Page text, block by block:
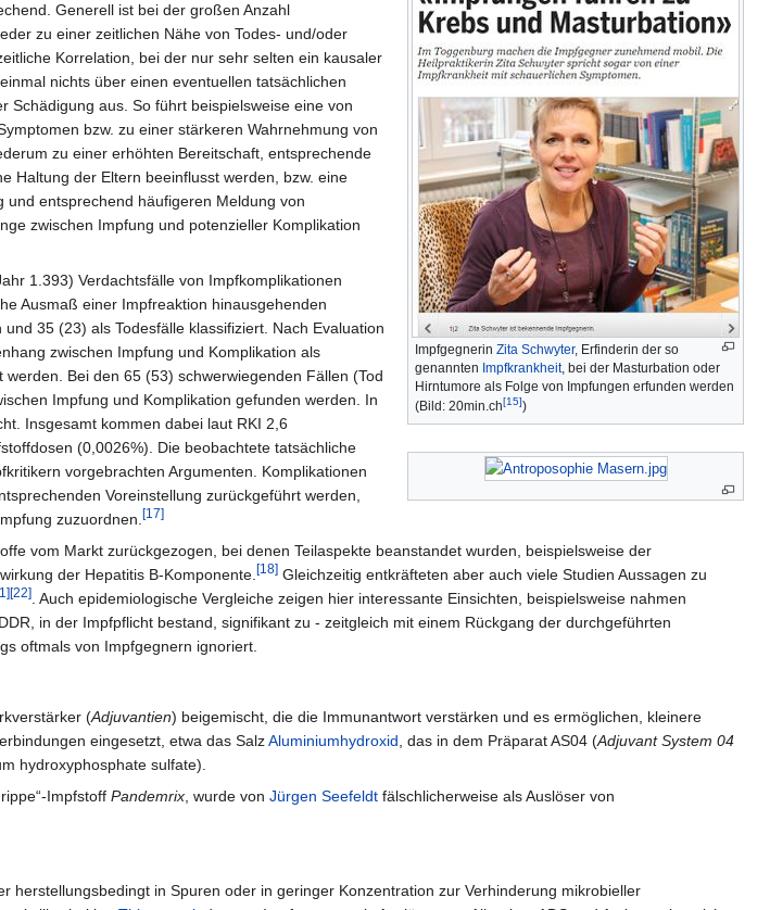
Impfgegnerin Zita Schwyter, Erfinderin der so
genannten Impfkrankheit, bei der Masturbation oder
Hirntumore als Folge von Impfungen erfunden werden
(Bild: 20min.ch[15])
Generell ist bei der großen Anzahl
zu einer zeitlichen Nähe von Todes- und/oder
Korrelation, bei der nur sehr selten ein kausaler
nichts über einen eventuellen tatsächlichen
Schädigung aus. So führt beispielsweise eine von
bzw. zu einer stärkeren Wahrnehmung von
zu einer erhöhten Bereitschaft, entsprechende
Haltung der Eltern beeinflusst werden, bzw. eine
entsprechend häufigeren Meldung von
zwischen Impfung und potenzieller Komplikation
1.393) Verdachtsfälle von Impfkomplikationen
Ausmaß einer Impfreaktion hinausgehenden
35 (23) als Todesfälle klassifiziert. Nach Evaluation
zwischen Impfung und Komplikation als
Bei den 65 (53) schwerwiegenden Fällen (Tod
Impfung und Komplikation gefunden werden. In
Insgesamt kommen dabei laut RKI 2,6
(0,0026%). Die beobachtete tatsächliche
vorgebrachten Argumenten. Komplikationen
Voreinstellung zurückgeführt werden,
zuzuordnen.[17]
vom Markt zurückgezogen, bei denen Teilaspekte beanstandet wurden, beispielsweise der
der Hepatitis B-Komponente.[18] Gleichzeitig entkräfteten aber auch viele Studien Aussagen zu
[22]. Auch epidemiologische Vergleiche zeigen hier interessante Einsichten, beispielsweise nahmen
in der Impfpflicht bestand, signifikant zu - zeitgleich mit einem Rückgang der durchgeführten
oftmals von Impfgegnern ignoriert.
(Adjuvantien) beigemischt, die die Immunantwort verstärken und es ermöglichen, kleinere
eingesetzt, etwa das SalzAluminiumhydroxid, das in dem Präparat AS04 (Adjuvant System 04
hydroxyphosphate sulfate).
Impfstoff Pandemrix, wurde von Jürgen Seefeldt fälschlicherweise als Auslöser von
herstellungsbedingt in Spuren oder in geringer Konzentration zur Verhinderung mikrobieller